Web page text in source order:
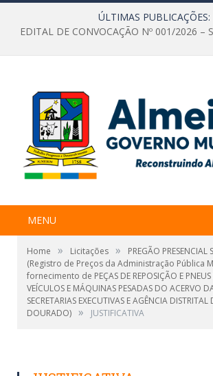
ÚLTIMAS PUBLICAÇÕES:
EDITAL DE CONVOCAÇÃO Nº 001/2026 –
MENU
Home » Licitações »
PREGÃO
(Registro de Preços da Administração Pública
fornecimento de PEÇAS DE REPOSIÇÃO E PNEUS
VEÍCULOS E MÁQUINAS PESADAS DO ACERVO
SECRETARIAS EXECUTIVAS E AGÊNCIA
DOURADO) » JUSTIFICATIVA